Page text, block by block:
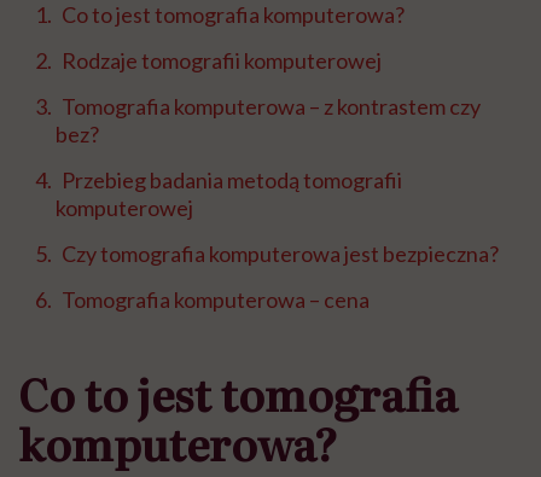
Co to jest tomografia komputerowa?
Rodzaje tomografii komputerowej
Tomografia komputerowa – z kontrastem czy
bez?
Przebieg badania metodą tomografii
komputerowej
Czy tomografia komputerowa jest bezpieczna?
Tomografia komputerowa – cena
Co to jest tomografia
komputerowa?